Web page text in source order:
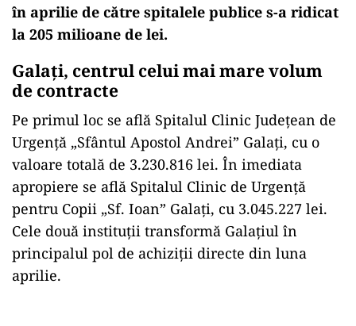
în aprilie de către spitalele publice s-a ridicat
la 205 milioane de lei.
Galați, centrul celui mai mare volum
de contracte
Pe primul loc se află Spitalul Clinic Județean de
Urgență „Sfântul Apostol Andrei” Galați, cu o
valoare totală de 3.230.816 lei. În imediata
apropiere se află Spitalul Clinic de Urgență
pentru Copii „Sf. Ioan” Galați, cu 3.045.227 lei.
Cele două instituții transformă Galațiul în
principalul pol de achiziții directe din luna
aprilie.